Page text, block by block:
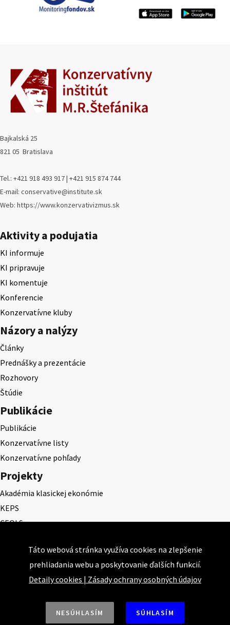
Bajkalská 25
821 05 Bratislava
Tel.: +421 918 493 917 | +421 915 874 744
E-mail: conservative@institute.sk
Web: https://www.konzervativizmus.sk
Aktivity a podujatia
KI informuje
KI pripravuje
KI komentuje
Konferencie
Konzervatívne kluby
Názory a nalýzy
Články
Prednášky a prezentácie
Rozhovory
Štúdie
Publikácie
Publikácie
Konzervatívne listy
Konzervatívne pohľady
Projekty
Akadémia klasickej ekonómie
KEPS
CEQLS
Cena Ernesta Valka
Študentská esej
Deň daňového odbremenenia
Táto webová stránka využíva cookies na zlepšenie
prehliadania webu a poskytovanie ďalších funkcií.
Detaily cookies | Zásady ochrany osobných údajov
NESÚHLASÍM SÚHLASÍM